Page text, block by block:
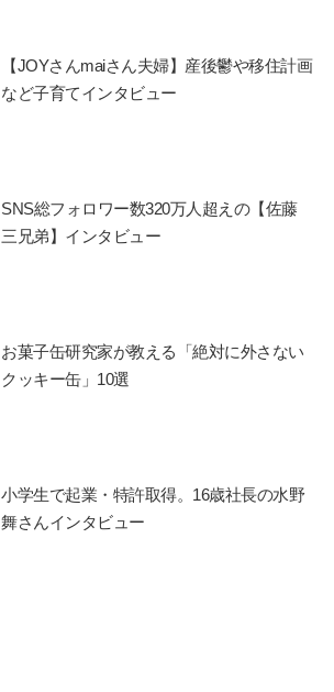
【JOYさんmaiさん夫婦】産後鬱や移住計画
など子育てインタビュー
SNS総フォロワー数320万人超えの【佐藤
三兄弟】インタビュー
お菓子缶研究家が教える「絶対に外さない
クッキー缶」10選
小学生で起業・特許取得。16歳社長の水野
舞さんインタビュー